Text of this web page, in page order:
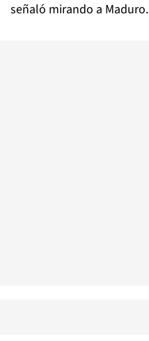
señaló mirando a Maduro.